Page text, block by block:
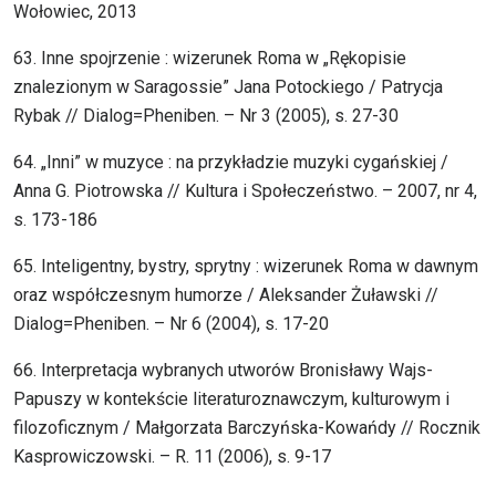
Wołowiec, 2013
63. Inne spojrzenie : wizerunek Roma w „Rękopisie
znalezionym w Saragossie” Jana Potockiego / Patrycja
Rybak // Dialog=Pheniben. – Nr 3 (2005), s. 27-30
64. „Inni” w muzyce : na przykładzie muzyki cygańskiej /
Anna G. Piotrowska // Kultura i Społeczeństwo. – 2007, nr 4,
s. 173-186
65. Inteligentny, bystry, sprytny : wizerunek Roma w dawnym
oraz współczesnym humorze / Aleksander Żuławski //
Dialog=Pheniben. – Nr 6 (2004), s. 17-20
66. Interpretacja wybranych utworów Bronisławy Wajs-
Papuszy w kontekście literaturoznawczym, kulturowym i
filozoficznym / Małgorzata Barczyńska-Kowańdy // Rocznik
Kasprowiczowski. – R. 11 (2006), s. 9-17